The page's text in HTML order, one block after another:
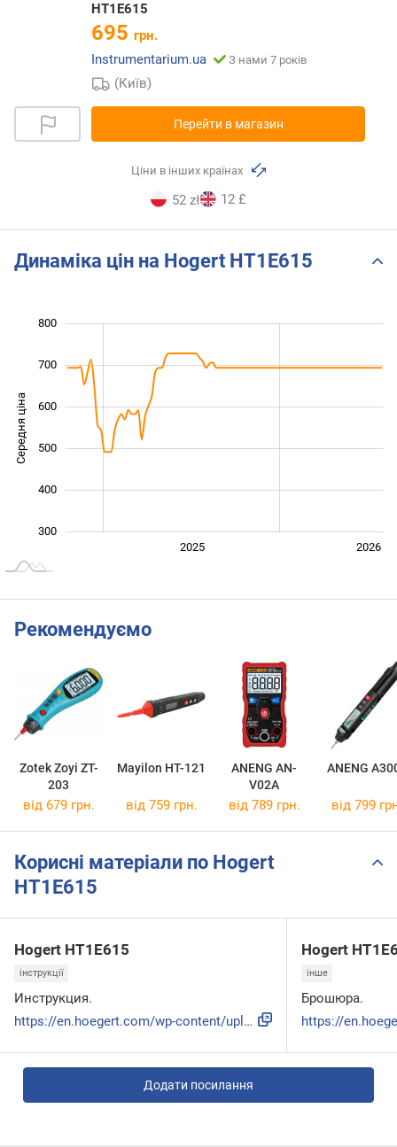
HT1E615
695 грн.
Instrumentarium.ua
З нами 7 років
(Київ)
Перейти в магазин
Ціни в інших країнах
52 zł 12 £
Динаміка цін на Hogert HT1E615
Середня ціна
300
400
500
600
800
700
2025 2026
Рекомендуємо
Zotek Zoyi ZT-
203
Mayilon HT-121
ANENG AN-
V02A
ANENG
від 679 грн. від 759 грн. від 789 грн. від 799
Корисні матеріали по Hogert
HT1E615
Hogert HT1E615
інструкції
Инструкция.
https://en.hoegert.com/wp-content/uploads/2021/10/HT1E615-I...
Hogert
інше
Брошюра.
Додати посилання